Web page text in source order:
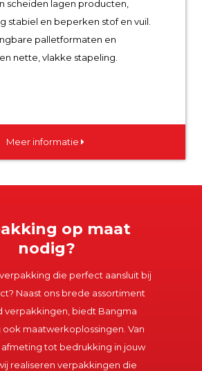
scheiden lagen producten,
stabiel en beperken stof en vuil.
palletformaten en
nette, vlakke stapeling.
Meer informatie
op maat
nodig?
die perfect aansluit bij
Naast ons brede assortiment
verpakkingen, biedt Bangma
maatwerkoplossingen. Van
tot bedrukking in jouw
realiseren verpakkingen die